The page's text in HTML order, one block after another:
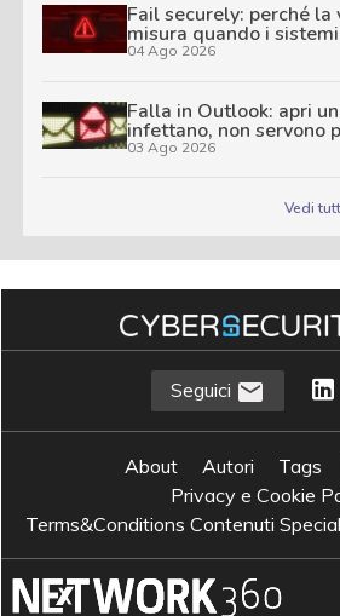
Fail securely: perché la
misura quando i
04 Ago 2026
Falla in Outlook: apri
infettano, non servono
03 Ago 2026
Vedi
Seguici
About Autori Tags
Privacy e Cookie
Terms&Conditions Contenuti